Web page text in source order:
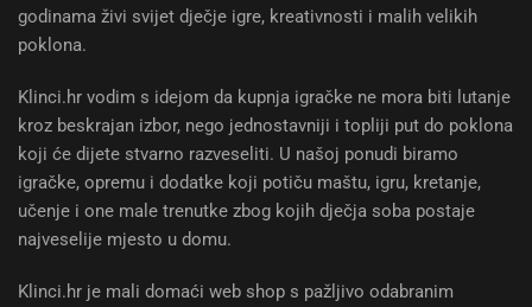
godinama živi svijet dječje igre, kreativnosti i malih velikih
poklona.
Klinci.hr vodim s idejom da kupnja igračke ne mora biti lutanje
kroz beskrajan izbor, nego jednostavniji i topliji put do poklona
koji će dijete stvarno razveseliti. U našoj ponudi biramo
igračke, opremu i dodatke koji potiču maštu, igru, kretanje,
učenje i one male trenutke zbog kojih dječja soba postaje
najveselije mjesto u domu.
Klinci.hr je mali domaći web shop s pažljivo odabranim